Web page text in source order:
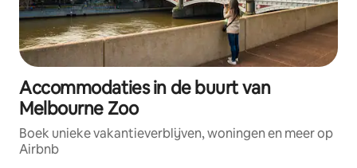
Accommodaties in de buurt van
Melbourne Zoo
Boek unieke vakantieverblijven, woningen en meer op
Airbnb